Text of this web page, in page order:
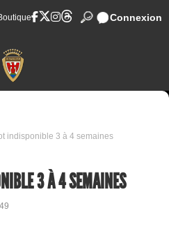
Connexion
indisponible 3 à 4 semaines
3 À 4 SEMAINES